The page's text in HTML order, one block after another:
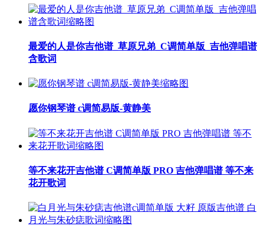
最爱的人是你吉他谱_草原兄弟_C调简单版_吉他弹唱谱
含歌词
愿你钢琴谱 c调简易版-黄静美
等不来花开吉他谱 C调简单版 PRO 吉他弹唱谱 等不来
花开歌词